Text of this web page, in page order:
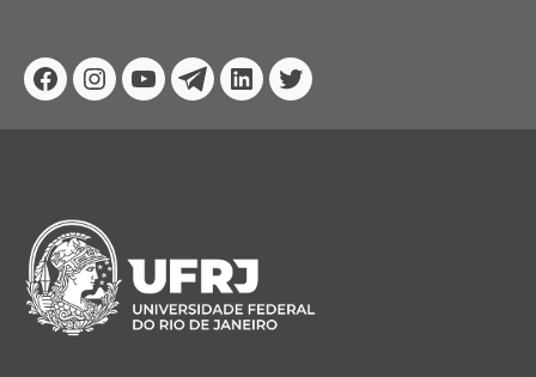
Facebook
Instagram
YoutubeTelegram
Linkedin
Twitter